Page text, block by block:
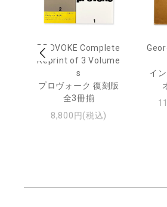
PROVOKE Complete
Reprint of 3 Volume
s
プロヴォーク 復刻版
全3冊揃
8,800円(税込)
イ